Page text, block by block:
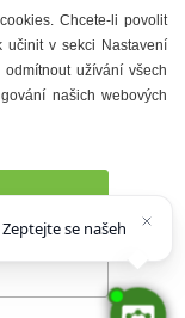
Chcete-li povolit
učinit v sekci Nastavení
užívání všech
našich webových
našeho asisten